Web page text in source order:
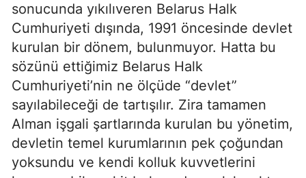
sonucunda yıkılıveren Belarus Halk
Cumhuriyeti dışında, 1991 öncesinde devlet
kurulan bir dönem, bulunmuyor. Hatta bu
sözünü ettiğimiz Belarus Halk
Cumhuriyeti’nin ne ölçüde “devlet”
sayılabileceği de tartışılır. Zira tamamen
Alman işgali şartlarında kurulan bu yönetim,
devletin temel kurumlarının pek çoğundan
yoksundu ve kendi kolluk kuvvetlerini